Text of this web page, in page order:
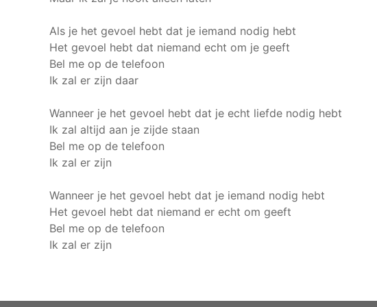
Als je het gevoel hebt dat je iemand nodig hebt
Het gevoel hebt dat niemand echt om je geeft
Bel me op de telefoon
Ik zal er zijn daar
Wanneer je het gevoel hebt dat je echt liefde nodig hebt
Ik zal altijd aan je zijde staan
Bel me op de telefoon
Ik zal er zijn
Wanneer je het gevoel hebt dat je iemand nodig hebt
Het gevoel hebt dat niemand er echt om geeft
Bel me op de telefoon
Ik zal er zijn